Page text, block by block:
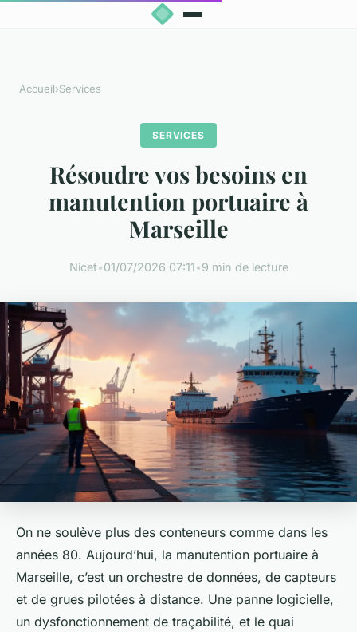
Accueil›Services
SERVICES
Résoudre vos besoins en
manutention portuaire à
Marseille
Nicet•01/07/2026 07:11•9 min de lecture
On ne soulève plus des conteneurs comme dans les
années 80. Aujourd’hui, la manutention portuaire à
Marseille, c’est un orchestre de données, de capteurs
et de grues pilotées à distance. Une panne logicielle,
un dysfonctionnement de traçabilité, et le quai